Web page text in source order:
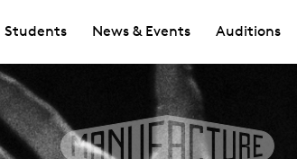
Students News & Events Auditions